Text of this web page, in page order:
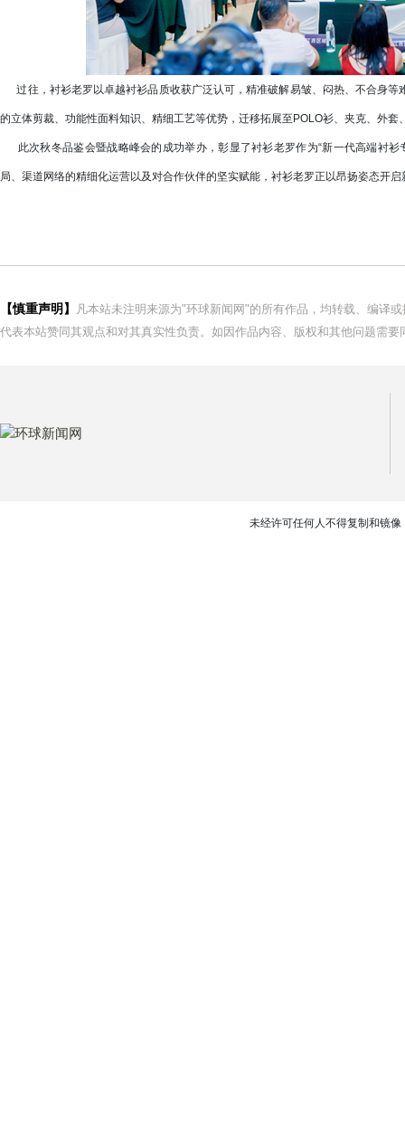
过往，衬衫老罗以卓越衬衫品质收获广泛认可，精准破解易皱、闷热、不合身等
的立体剪裁、功能性面料知识、精细工艺等优势，迁移拓展至POLO衫、夹克、外
此次秋冬品鉴会暨战略峰会的成功举办，彰显了衬衫老罗作为“新一代高端衬衫
局、渠道网络的精细化运营以及对合作伙伴的坚实赋能，衬衫老罗正以昂扬姿态开
【慎重声明】
凡本站未注明来源为"环球新闻网"的所有作品，均转载、编译
代表本站赞同其观点和对其真实性负责。如因作品内容、版权和其他问题需
未经许可任何人不得复制和镜